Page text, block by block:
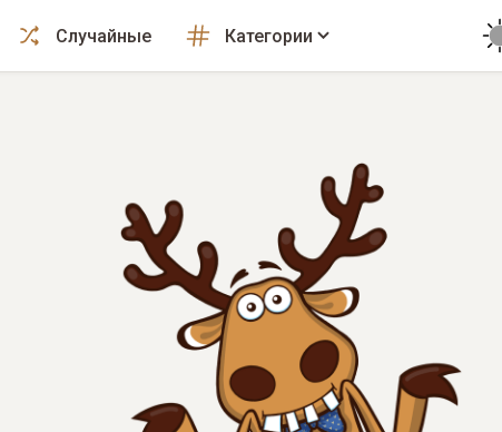
Случайные Категории